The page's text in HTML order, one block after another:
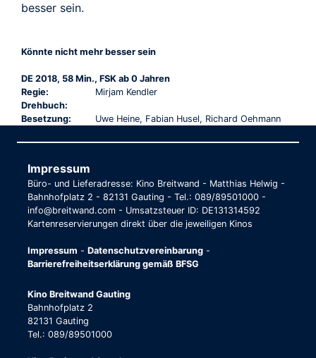
besser sein.
Könnte nicht mehr besser sein
DE 2018, 58 Min., FSK ab 0 Jahren
Regie:
Mirjam Kendler
Drehbuch:
Besetzung:
Uwe Heine, Fabian Husel, Richard Oehmann
Impressum
Büro- und Lieferadresse: Kino Breitwand - Matthias Helwig -
Bahnhofplatz 2 - 82131 Gauting - Tel.: 089/89501000 -
info@breitwand.com - Umsatzsteuer ID: DE131314592
Kartenreservierungen direkt über die jeweiligen Kinos
Impressum - Datenschutzvereinbarung -
Barrierefreiheitserklärung gemäß BFSG
Kino Breitwand Gauting
Bahnhofplatz 2
82131 Gauting
Tel.: 089/89501000